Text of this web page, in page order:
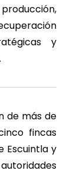
y
de más de
fincas
Escuintla y